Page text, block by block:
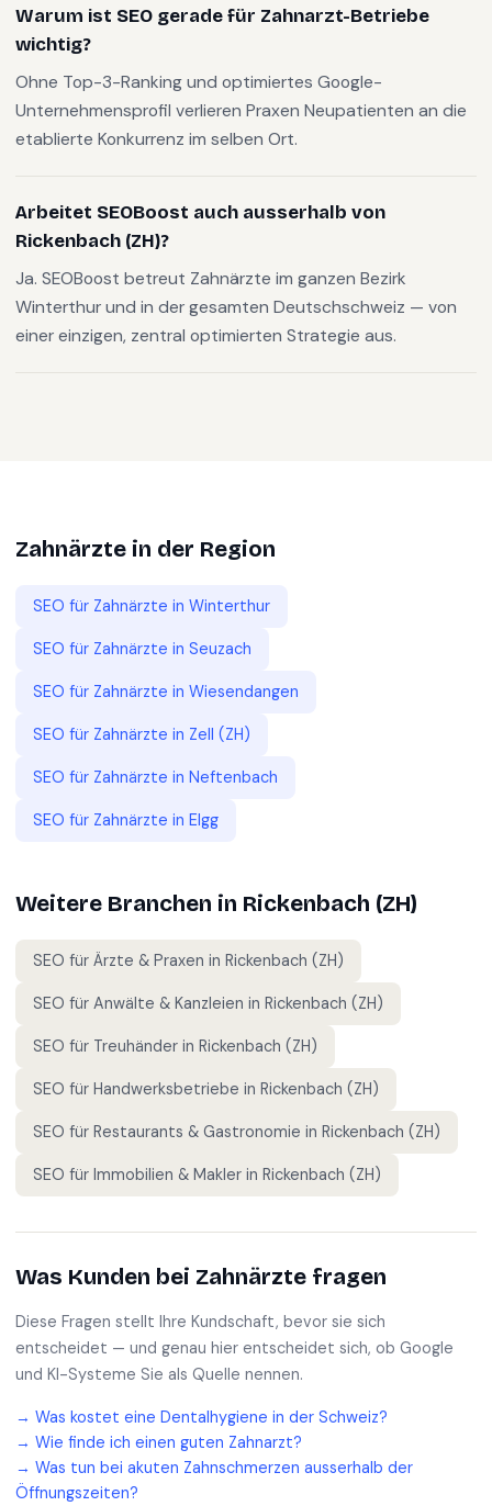
Warum ist SEO gerade für Zahnarzt-Betriebe
wichtig?
Ohne Top-3-Ranking und optimiertes Google-
Unternehmensprofil verlieren Praxen Neupatienten an die
etablierte Konkurrenz im selben Ort.
Arbeitet SEOBoost auch ausserhalb von
Rickenbach (ZH)?
Ja. SEOBoost betreut Zahnärzte im ganzen Bezirk
Winterthur und in der gesamten Deutschschweiz — von
einer einzigen, zentral optimierten Strategie aus.
Zahnärzte in der Region
SEO für Zahnärzte in Winterthur
SEO für Zahnärzte in Seuzach
SEO für Zahnärzte in Wiesendangen
SEO für Zahnärzte in Zell (ZH)
SEO für Zahnärzte in Neftenbach
SEO für Zahnärzte in Elgg
Weitere Branchen in Rickenbach (ZH)
SEO für Ärzte & Praxen in Rickenbach (ZH)
SEO für Anwälte & Kanzleien in Rickenbach (ZH)
SEO für Treuhänder in Rickenbach (ZH)
SEO für Handwerksbetriebe in Rickenbach (ZH)
SEO für Restaurants & Gastronomie in Rickenbach (ZH)
SEO für Immobilien & Makler in Rickenbach (ZH)
Was Kunden bei Zahnärzte fragen
Diese Fragen stellt Ihre Kundschaft, bevor sie sich
entscheidet — und genau hier entscheidet sich, ob Google
und KI-Systeme Sie als Quelle nennen.
→ Was kostet eine Dentalhygiene in der Schweiz?
→ Wie finde ich einen guten Zahnarzt?
→ Was tun bei akuten Zahnschmerzen ausserhalb der
Öffnungszeiten?